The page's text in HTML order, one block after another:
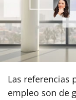
Las referencias
empleo son de